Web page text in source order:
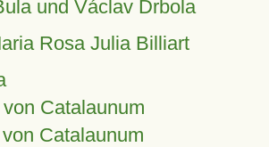
und Václav Drbola
Rosa Julia Billiart
Catalaunum
Catalaunum